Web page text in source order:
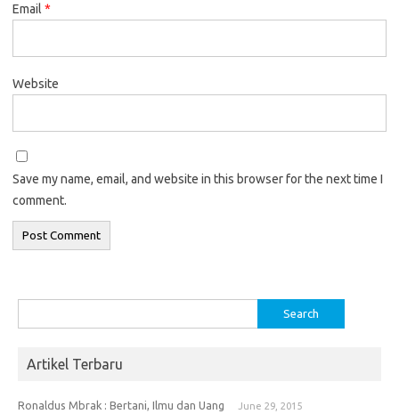
Email *
Website
Save my name, email, and website in this browser for the next time I
comment.
for:
Artikel Terbaru
Ronaldus Mbrak : Bertani, Ilmu dan Uang June 29, 2015